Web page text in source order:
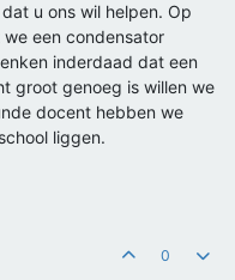
u ons wil helpen. Op
een condensator
inderdaad dat een
groot genoeg is willen we
docent hebben we
liggen.
0